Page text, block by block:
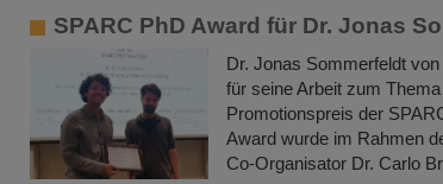
SPARC PhD Award für Dr. Jonas
Dr. Jonas Sommerfeldt
für seine Arbeit zum
Promotionspreis der
Award wurde im Rahmen
Co-Organisator Dr. Carlo